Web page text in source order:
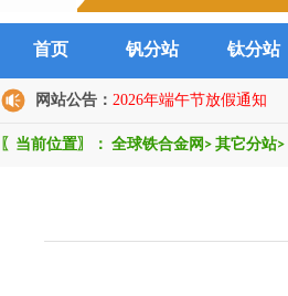
首页 钒分站 钛分站
网站公告： 2026年端午节放假通知
〖当前位置〗： 全球铁合金网 > 其它分站>